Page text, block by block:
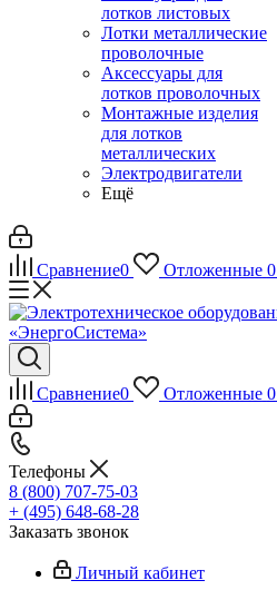
лотков листовых
Лотки металлические
проволочные
Аксессуары для
лотков проволочных
Монтажные изделия
для лотков
металлических
Электродвигатели
Ещё
Сравнение0 Отложенные 0
Сравнение0 Отложенные 0
Телефоны
8 (800) 707-75-03
+ (495) 648-68-28
Заказать звонок
Личный кабинет